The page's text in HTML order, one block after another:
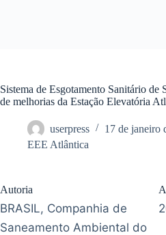
Sistema de Esgotamento Sanitário de
de melhorias da Estação Elevatória
userpress
17 de janeiro
EEE Atlântica
Autoria
BRASIL, Companhia de
Saneamento Ambiental do